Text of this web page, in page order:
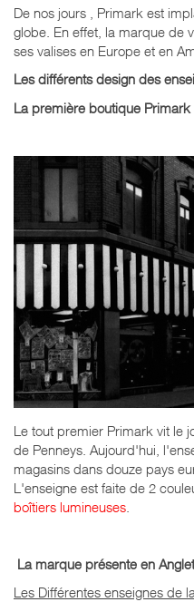
De nos jours , Primark est
globe. En effet, la marque de
ses valises en Europe et en
Les différents design des
La première boutique Primark
Le tout premier Primark vit le
de Penneys. Aujourd'hui,
magasins dans douze pays
L'enseigne est faite de 2
boîtiers lumineuses
La marque présente en
Les Différentes enseignes de